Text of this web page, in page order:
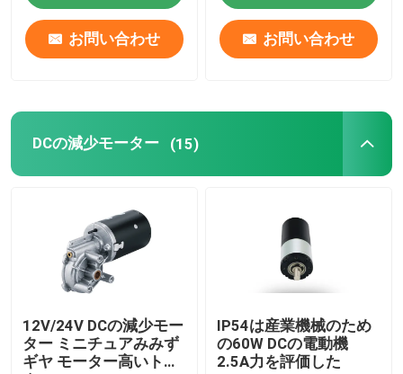
shiatsuの首のマッサージャー
手持ちのマッサージ銃
パーカシブマッサージ装置
お問い合わせ お問い合わせ
DCの減少モーター (15)
12V/24V DCの減少モー
ター ミニチュアみみず
ギヤ モーター高いトル
IP54は産業機械のため
の60W DCの電動機
2.5A力を評価した